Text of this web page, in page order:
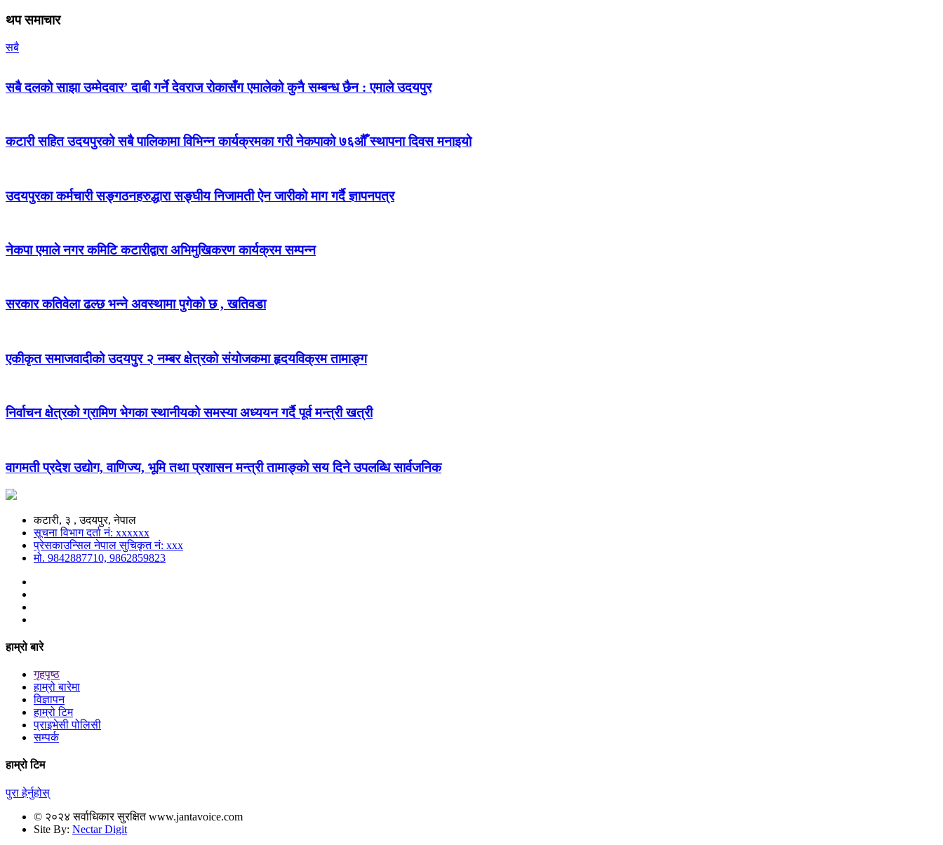
थप समाचार
सबै
सबै दलको साझा उम्मेदवार’ दाबी गर्ने देवराज रोकासँग एमालेको कुनै सम्बन्ध छैन : एमाले उदयपुर
कटारी सहित उदयपुरको सबै पालिकामा विभिन्न कार्यक्रमका गरी नेकपाको ७६औँ स्थापना दिवस मनाइयो
उदयपुरका कर्मचारी सङ्गठनहरुद्धारा सङ्घीय निजामती ऐन जारीको माग गर्दै ज्ञापनपत्र
नेकपा एमाले नगर कमिटि कटारीद्वारा अभिमुखिकरण कार्यक्रम सम्पन्न
सरकार कतिवेला ढल्छ भन्ने अवस्थामा पुगेको छ , खतिवडा
एकीकृत समाजवादीको उदयपुर २ नम्बर क्षेत्रको संयोजकमा हृदयविक्रम तामाङ्ग
निर्वाचन क्षेत्रको ग्रामिण भेगका स्थानीयको समस्या अध्ययन गर्दै पूर्व मन्त्री खत्री
वागमती प्रदेश उद्योग, वाणिज्य, भूमि तथा प्रशासन मन्त्री तामाङ्को सय दिने उपलब्धि सार्वजनिक
कटारी, ३ , उदयपुर, नेपाल
सूचना विभाग दर्ता नं: xxxxxx
प्रेसकाउन्सिल नेपाल सुचिकृत नं: xxx
मो. 9842887710, 9862859823
हाम्रो बारे
गृहपृष्ठ
हाम्रो बारेमा
विज्ञापन
हाम्रो टिम
प्राइभेसी पोलिसी
सम्पर्क
हाम्रो टिम
पुरा हेर्नुहोस्
© २०२४ सर्वाधिकार सुरक्षित www.jantavoice.com
Site By: Nectar Digit